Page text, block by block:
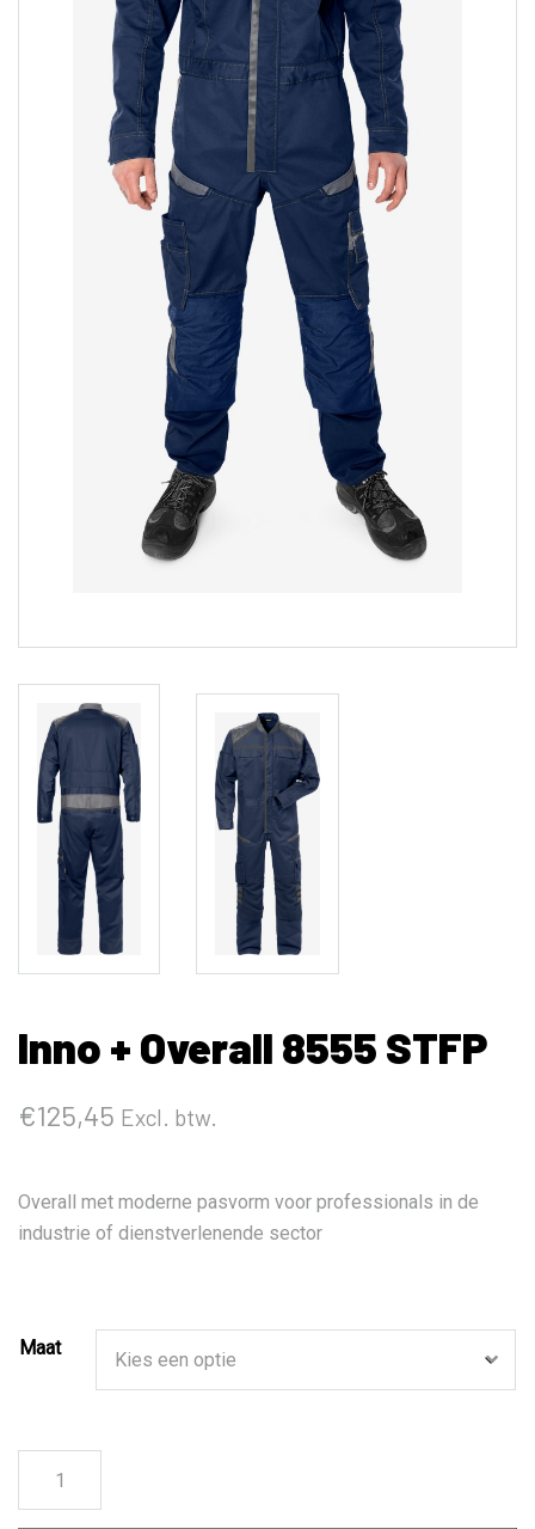
Inno + Overall 8555 STFP
€125,45 Excl. btw.
Overall met moderne pasvorm voor professionals in de
industrie of dienstverlenende sector
Maat
Overall